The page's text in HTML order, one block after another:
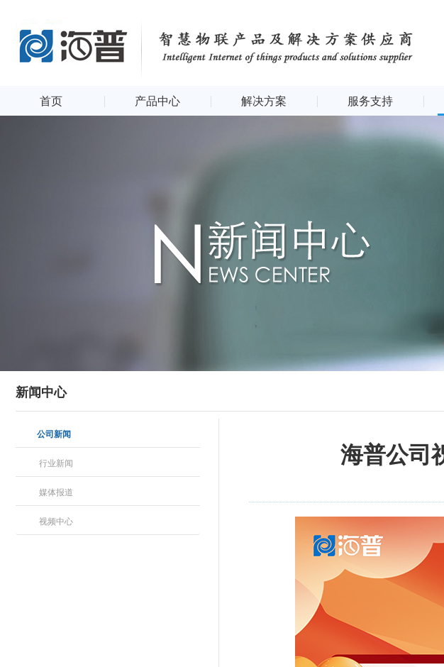
首页 产品中心 解决方案 服务支持
新闻中心
公司新闻
行业新闻
媒体报道
视频中心
海普公司